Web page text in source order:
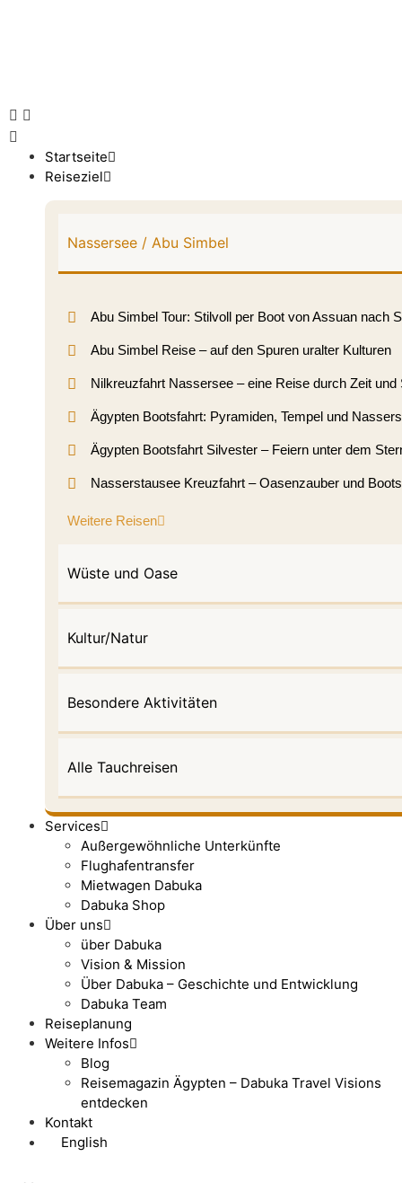
Startseite
Reiseziel
Nassersee / Abu Simbel
Wüste und Oase
Kultur/Natur
Besondere Aktivitäten
Alle Tauchreisen
Abu Simbel Tour: Stilvoll per Boot von Assuan nach
Abu Simbel Reise – auf den Spuren uralter Kulturen
Nilkreuzfahrt Nassersee – eine Reise durch Zeit und
Ägypten Bootsfahrt: Pyramiden, Tempel und
Ägypten Bootsfahrt Silvester – Feiern unter dem
Nasserstausee Kreuzfahrt – Oasenzauber und
Weitere Reisen
Services
Außergewöhnliche Unterkünfte
Flughafentransfer
Mietwagen Dabuka
Dabuka Shop
Über uns
über Dabuka
Vision & Mission
Über Dabuka – Geschichte und Entwicklung
Dabuka Team
Reiseplanung
Weitere Infos
Blog
Reisemagazin Ägypten – Dabuka Travel Visions
entdecken
Kontakt
English